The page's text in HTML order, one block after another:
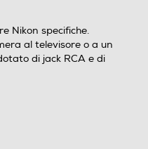
Nikon specifiche.
al televisore o a un
di jack RCA e di